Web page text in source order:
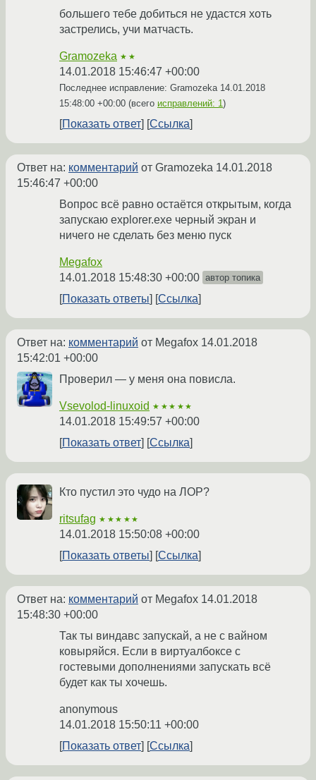
большего тебе добиться не удастся хоть
застрелись, учи матчасть.
Gramozeka ★★
14.01.2018 15:46:47 +00:00
Последнее исправление: Gramozeka 14.01.2018
15:48:00 +00:00 (всего исправлений: 1)
Показать ответ Ссылка
Ответ на: комментарий от Gramozeka 14.01.2018
15:46:47 +00:00
Вопрос всё равно остаётся открытым, когда
запускаю explorer.exe черный экран и
ничего не сделать без меню пуск
Megafox
14.01.2018 15:48:30 +00:00 автор топика
Показать ответы Ссылка
Ответ на: комментарий от Megafox 14.01.2018
15:42:01 +00:00
Проверил — у меня она повисла.
Vsevolod-linuxoid ★★★★★
14.01.2018 15:49:57 +00:00
Показать ответ
Ссылка
Кто пустил это чудо на ЛОР?
ritsufag ★★★★★
14.01.2018 15:50:08 +00:00
Показать ответы
Ссылка
Ответ на: комментарий от Megafox 14.01.2018
15:48:30 +00:00
Так ты виндавс запускай, а не с вайном
ковыряйся. Если в виртуалбоксе с
гостевыми дополнениями запускать всё
будет как ты хочешь.
anonymous
14.01.2018 15:50:11 +00:00
Показать ответ
Ссылка